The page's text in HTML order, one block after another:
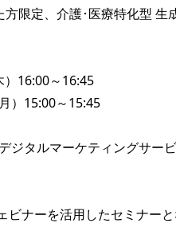
限定、介護･医療特化型 生
）16:00～16:45
ジタルマーケティングサー
ナーを活用したセミナーと